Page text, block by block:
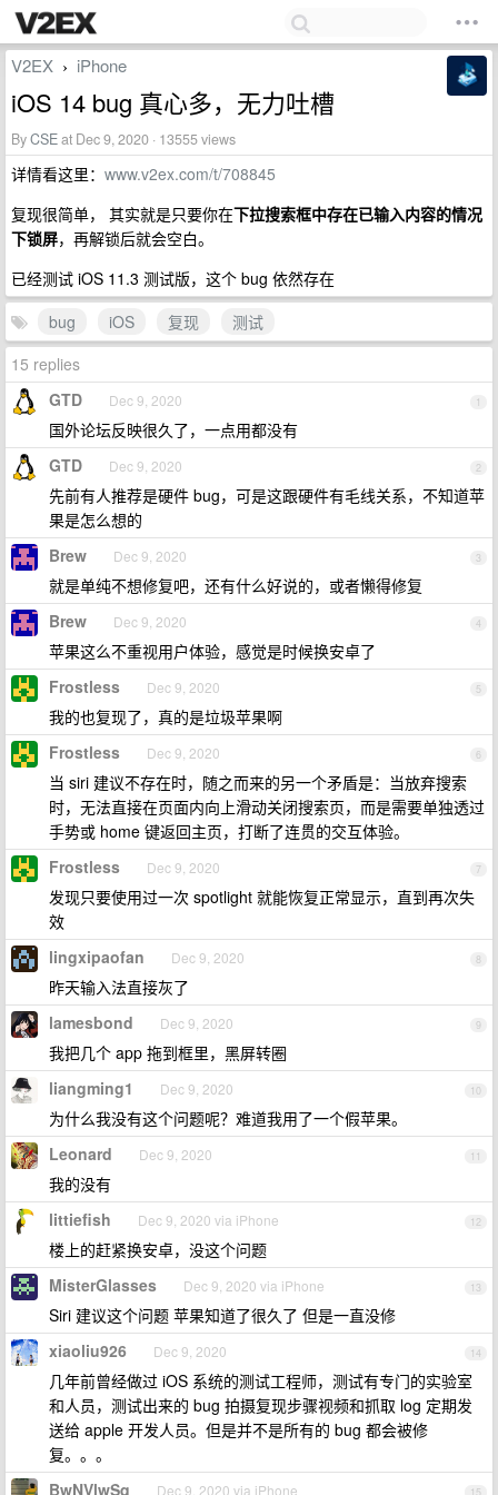
V2EX › iPhone
iOS 14 bug 真心多，无力吐槽
ByCSEat Dec 9, 2020 · 13555 views
详情看这里： www.v2ex.com/t/708845
复现很简单， 其实就是只要你在下拉搜索框中存在已输入内容的情况
下锁屏，再解锁后就会空白。
已经测试 iOS 11.3 测试版，这个 bug 依然存在
bug
iOS 复现
测试
15 replies
1
GTD Dec 9, 2020
国外论坛反映很久了，一点用都没有
2
GTD Dec 9, 2020
先前有人推荐是硬件 bug，可是这跟硬件有毛线关系，不知道苹
果是怎么想的
3
Brew Dec 9, 2020
就是单纯不想修复吧，还有什么好说的，或者懒得修复
4
Brew Dec 9, 2020
苹果这么不重视用户体验，感觉是时候换安卓了
5
Frostless Dec 9, 2020
我的也复现了，真的是垃圾苹果啊
6
Frostless Dec 9, 2020
当 siri 建议不存在时，随之而来的另一个矛盾是：当放弃搜索
时，无法直接在页面内向上滑动关闭搜索页，而是需要单独透过
手势或 home 键返回主页，打断了连贯的交互体验。
7
Frostless Dec 9, 2020
发现只要使用过一次 spotlight 就能恢复正常显示，直到再次失
效
8
lingxipaofan Dec 9, 2020
昨天输入法直接灰了
9
lamesbond Dec 9, 2020
我把几个 app 拖到框里，黑屏转圈
10
liangming1 Dec 9, 2020
为什么我没有这个问题呢？难道我用了一个假苹果。
11
Leonard Dec 9, 2020
我的没有
12
littiefish Dec 9, 2020 via iPhone
楼上的赶紧换安卓，没这个问题
13
MisterGlasses Dec 9, 2020 via iPhone
Siri 建议这个问题 苹果知道了很久了 但是一直没修
14
xiaoliu926 Dec 9, 2020
几年前曾经做过 iOS 系统的测试工程师，测试有专门的实验室
和人员，测试出来的 bug 拍摄复现步骤视频和抓取 log 定期发
送给 apple 开发人员。但是并不是所有的 bug 都会被修
复。。。
BwNVlwSq Dec 9, 2020 via iPhone